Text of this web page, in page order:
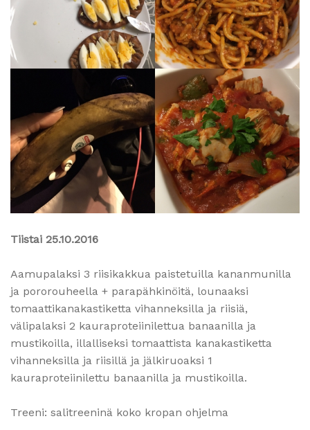
Tiistai 25.10.2016
Aamupalaksi 3 riisikakkua paistetuilla kananmunilla
ja pororouheella + parapähkinöitä, lounaaksi
tomaattikanakastiketta vihanneksilla ja riisiä,
välipalaksi 2 kauraproteiinilettua banaanilla ja
mustikoilla, illalliseksi tomaattista kanakastiketta
vihanneksilla ja riisillä ja jälkiruoaksi 1
kauraproteiinilettu banaanilla ja mustikoilla.
Treeni: salitreeninä koko kropan ohjelma